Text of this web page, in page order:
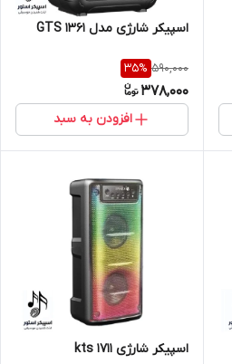
اسپیکر شارژی مدل GTS 1361
590,000
35%
378,000
افزودن به سبد
اسپیکر شارژی kts ۱۷۱۱